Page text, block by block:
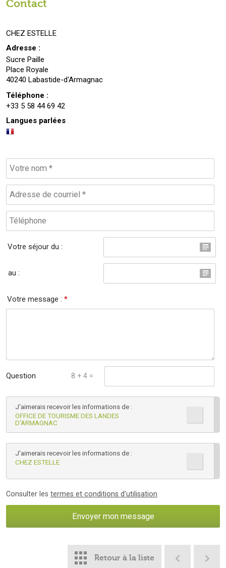
Contact
CHEZ ESTELLE
Adresse :
Sucre Paille
Place Royale
40240 Labastide-d'Armagnac
Téléphone :
+33 5 58 44 69 42
Langues parlées
Votre séjour du :
au :
Votre message :*
Question
mathématique :
8 + 4 =
J'aimerais recevoir les informations de :
OFFICE DE TOURISME DES LANDES
D'ARMAGNAC
J'aimerais recevoir les informations de :
CHEZ ESTELLE
Consulter les termes et conditions d'utilisation
Retour à la liste